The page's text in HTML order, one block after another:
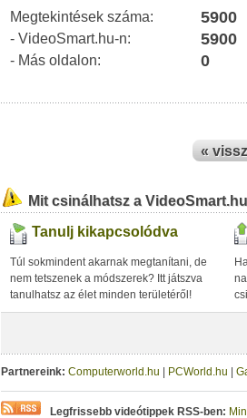
Megtekintések száma: 5900
- VideoSmart.hu-n: 5900
- Más oldalon: 0
«
Mit csinálhatsz a
Tanulj kikapcsolódva
Túl sokmindent akarnak megtanítani, de
nem tetszenek a módszerek? Itt játszva
tanulhatsz az élet minden területéről!
Partnereink: Computerworld.hu PCWorld.hu
Legfrissebb videótippek RSS-ben: